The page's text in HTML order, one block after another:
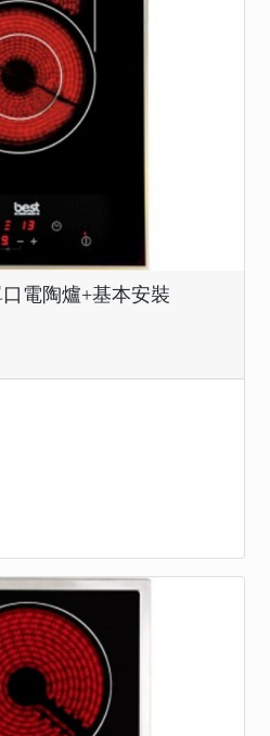
口電陶爐+基本安裝